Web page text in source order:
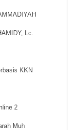
Lc.
KKN
2
Muh